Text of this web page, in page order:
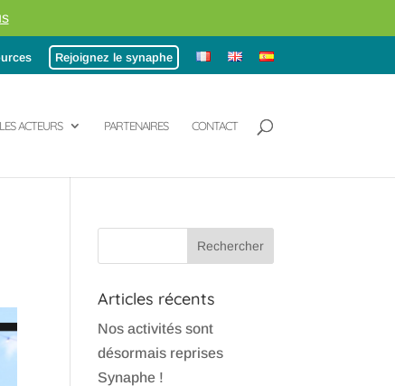
Rejoignez le synaphe
LES ACTEURS PARTENAIRES CONTACT
Articles récents
Nos activités sont
désormais reprises
Synaphe !